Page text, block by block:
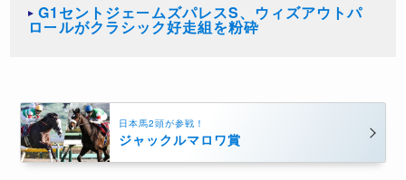
G1セントジェームズパレスS、ウィズアウトパ
ロールがクラシック好走組を粉砕
日本馬2頭が参戦！
ジャックルマロワ賞